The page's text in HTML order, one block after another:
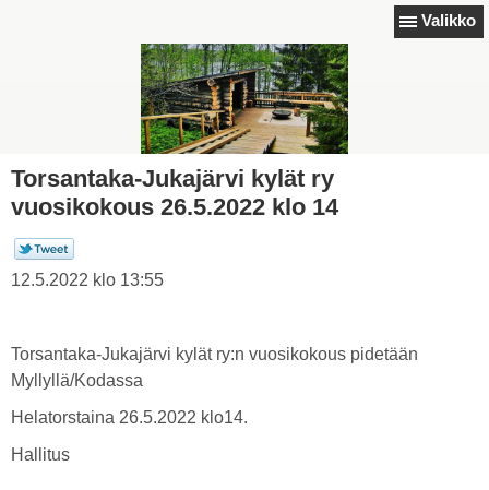
Valikko
Torsantaka-Jukajärvi kylät ry
vuosikokous 26.5.2022 klo 14
12.5.2022 klo 13:55
Torsantaka-Jukajärvi kylät ry:n vuosikokous pidetään
Myllyllä/Kodassa
Helatorstaina 26.5.2022 klo14.
Hallitus